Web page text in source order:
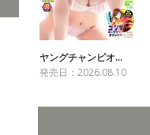
ヤングチャンピオ…
発売日：2026.08.10